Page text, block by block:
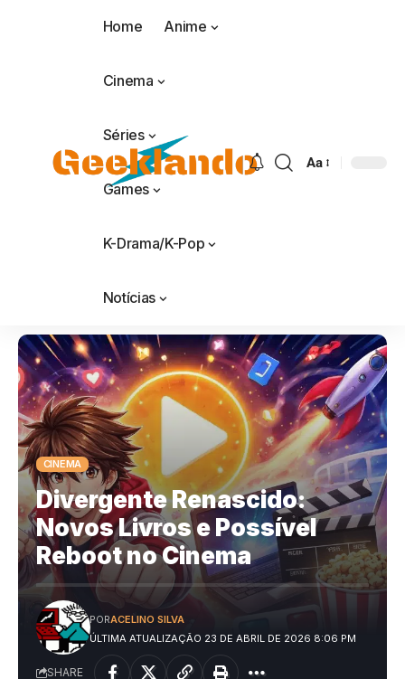
Home Anime
Cinema
Séries
Games
K-Drama/K-Pop
Notícias
Aa
CINEMA
Divergente Renascido:
Novos Livros e Possível
Reboot no Cinema
ÚLTIMA ATUALIZAÇÃO 23 DE ABRIL DE 2026 8:06 PM
PORACELINO SILVA
SHARE